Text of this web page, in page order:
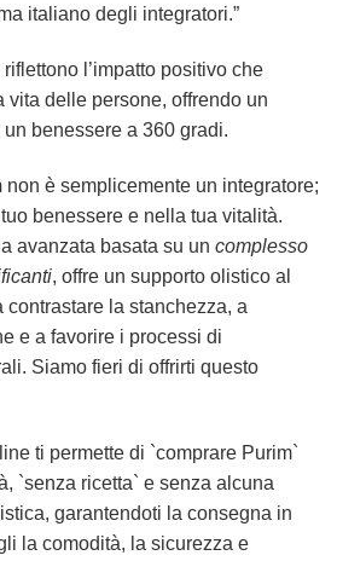
italiano degli integratori.”
l’impatto positivo che
vita delle persone, offrendo un
benessere a 360 gradi.
non è semplicemente un integratore;
benessere e nella tua vitalità.
avanzata basata su un complesso
, offre un supporto olistico al
contrastare la stanchezza, a
e a favorire i processi di
Siamo fieri di offrirti questo
ti permette di `comprare Purim`
`senza ricetta` e senza alcuna
garantendoti la consegna in
la comodità, la sicurezza e